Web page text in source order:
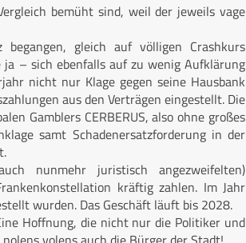
bemüht sind, weil der jeweils vage
gleich auf völligen Crashkurs
– sich ebenfalls auf zu wenig Aufklärung
nicht nur Klage gegen seine Hausbank
aus den Verträgen eingestellt. Die
Gamblers CERBERUS, also ohne großes
samt Schadenersatzforderung in der
nunmehr juristisch angezweifelten)
kräftig zahlen. Im Jahr
wurden. Das Geschäft läuft bis 2028.
Hoffnung, die nicht nur die Politiker und